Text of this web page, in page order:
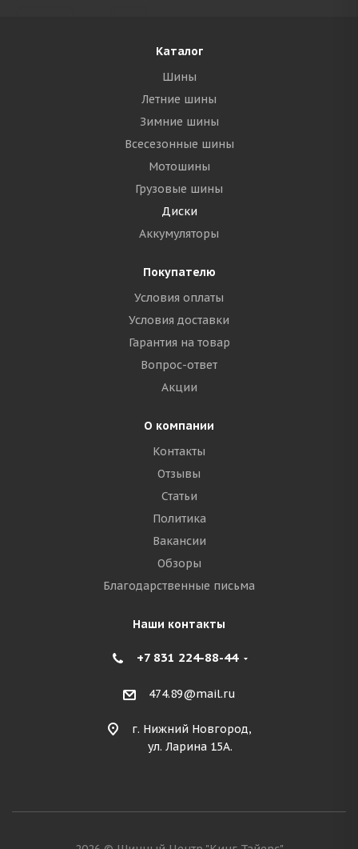
Каталог
Шины
Летние шины
Зимние шины
Всесезонные шины
Мотошины
Грузовые шины
Диски
Аккумуляторы
Покупателю
Условия оплаты
Условия доставки
Гарантия на товар
Вопрос-ответ
Акции
О компании
Контакты
Отзывы
Статьи
Политика
Вакансии
Обзоры
Благодарственные письма
Наши контакты
+7 831 224-88-44
474.89@mail.ru
г. Нижний Новгород,
ул. Ларина 15А.